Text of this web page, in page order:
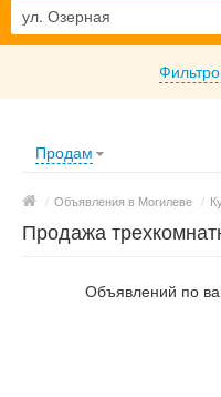
Продам
/ Объявления в Могилеве /
Продажа
Объявлений по